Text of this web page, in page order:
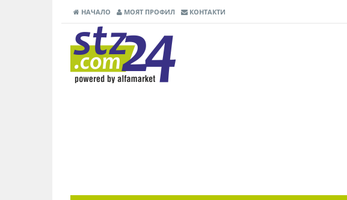
НАЧАЛО МОЯТ ПРОФИЛ КОНТАКТИ